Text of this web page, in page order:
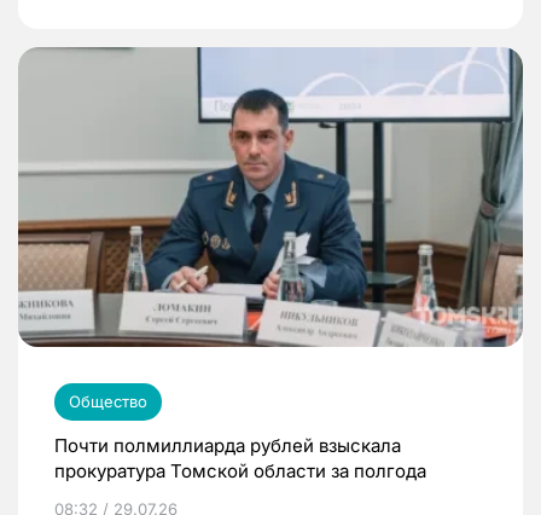
Общество
Почти полмиллиарда рублей взыскала
прокуратура Томской области за полгода
08:32 / 29.07.26